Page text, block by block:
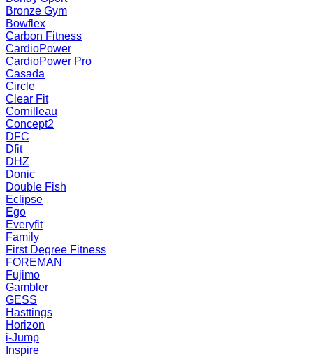
Bronze Gym
Bowflex
Carbon Fitness
CardioPower
CardioPower Pro
Casada
Circle
Clear Fit
Cornilleau
Concept2
DFC
Dfit
DHZ
Donic
Double Fish
Eclipse
Ego
Everyfit
Family
First Degree Fitness
FOREMAN
Fujimo
Gambler
GESS
Hasttings
Horizon
i-Jump
Inspire